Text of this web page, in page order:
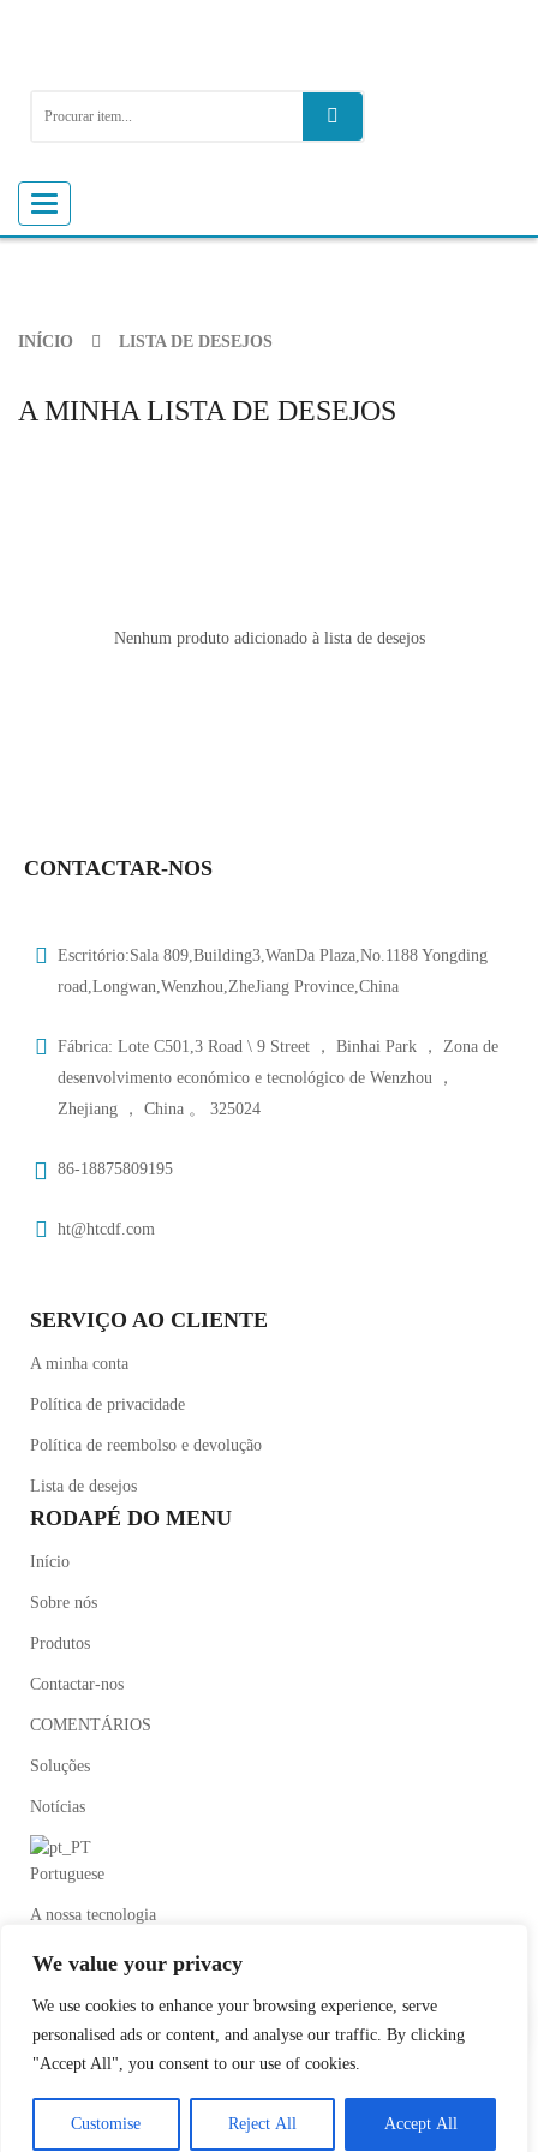
We value your privacy
We use cookies to enhance your browsing experience, serve
personalised ads or content, and analyse our traffic. By clicking
"Accept All", you consent to our use of cookies.
Customise Reject All Accept All
Alternar
navegação
INÍCIO LISTA DE DESEJOS
A MINHA LISTA DE DESEJOS
Nenhum produto adicionado à lista de desejos
CONTACTAR-NOS
Escritório:Sala 809,Building3,WanDa Plaza,No.1188 Yongding
road,Longwan,Wenzhou,ZheJiang Province,China
Fábrica: Lote C501,3 Road \ 9 Street ， Binhai Park ， Zona de
desenvolvimento económico e tecnológico de Wenzhou ，
Zhejiang ， China 。 325024
86-18875809195
ht@htcdf.com
SERVIÇO AO CLIENTE
A minha conta
Política de privacidade
Política de reembolso e devolução
Lista de desejos
RODAPÉ DO MENU
Início
Sobre nós
Produtos
Contactar-nos
COMENTÁRIOS
Soluções
Notícias
Portuguese
A nossa tecnologia
reservados. Concebido por